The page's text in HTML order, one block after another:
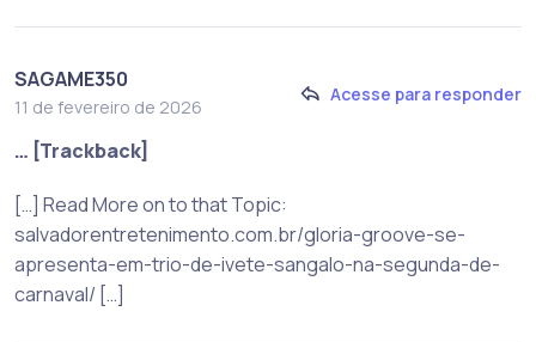
SAGAME350
11 de fevereiro de 2026
Acesse para responder
… [Trackback]
[…] Read More on to that Topic:
salvadorentretenimento.com.br/gloria-groove-se-
apresenta-em-trio-de-ivete-sangalo-na-segunda-de-
carnaval/ […]